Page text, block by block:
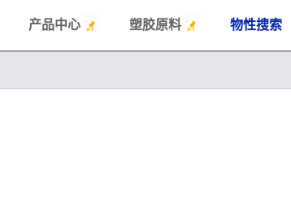
产品中心 塑胶原料 物性搜索